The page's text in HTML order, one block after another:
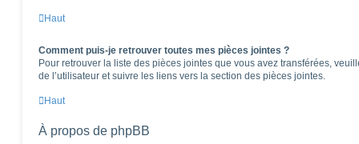
Haut
Comment puis-je retrouver toutes mes pièces jointes ?
Pour retrouver la liste des pièces jointes que vous avez transférées,
de l’utilisateur et suivre les liens vers la section des pièces jointes.
Haut
À propos de phpBB